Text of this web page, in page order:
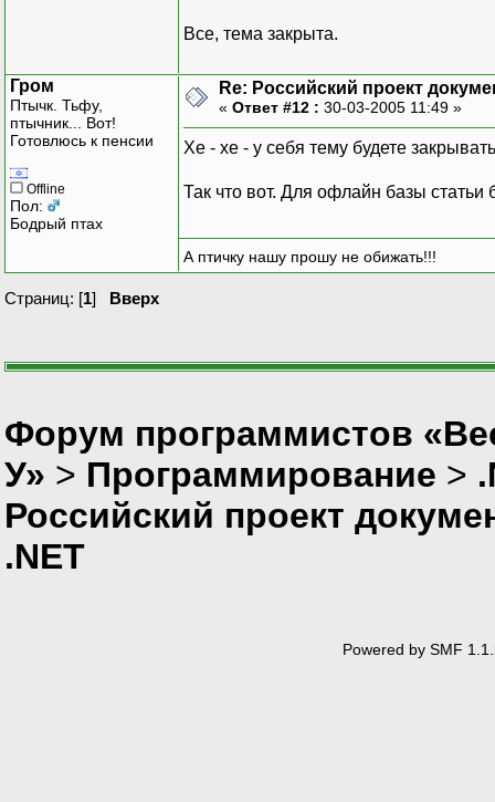
Все, тема закрыта.
Гром
Птычк. Тьфу,
птычник... Вот!
Готовлюсь к пенсии
Offline
Пол:
Бодрый птах
Re: Российский проект
« Ответ #12 : 30-03-2005 11:49 »
Хе - хе - у себя тему будете
Так что вот. Для офлайн базы статьи
А птичку нашу прошу не обижать!!!
Страниц: [1] Вверх
Форум программистов
У» > Программирование >
Российский проект
.NET
Powered by SMF